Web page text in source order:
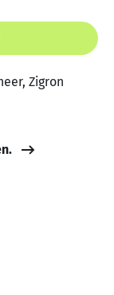
Zigron